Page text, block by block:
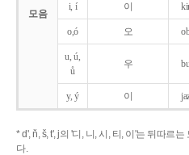
모음
i, í 이
o,ó 오
u, ú,
ů
우
y, ý 이
* d', ň, š, t', j의 '디, 니, 시, 티, 이'는 뒤따르
다.